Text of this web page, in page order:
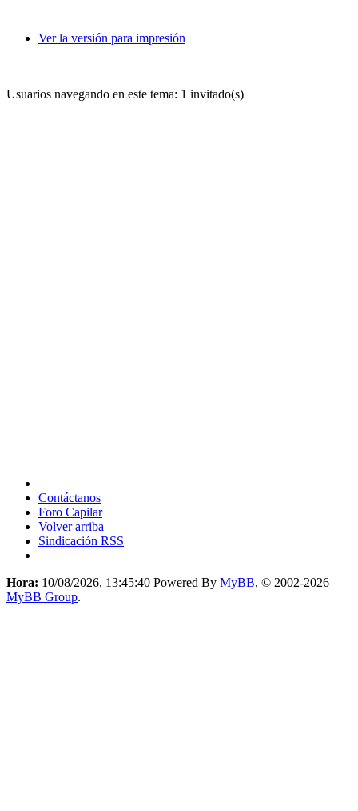
Ver la versión para impresión
Usuarios navegando en este tema: 1 invitado(s)
Contáctanos
Foro Capilar
Volver arriba
Sindicación RSS
Hora: 10/08/2026, 13:45:40 Powered By MyBB, © 2002-2026
MyBB Group.